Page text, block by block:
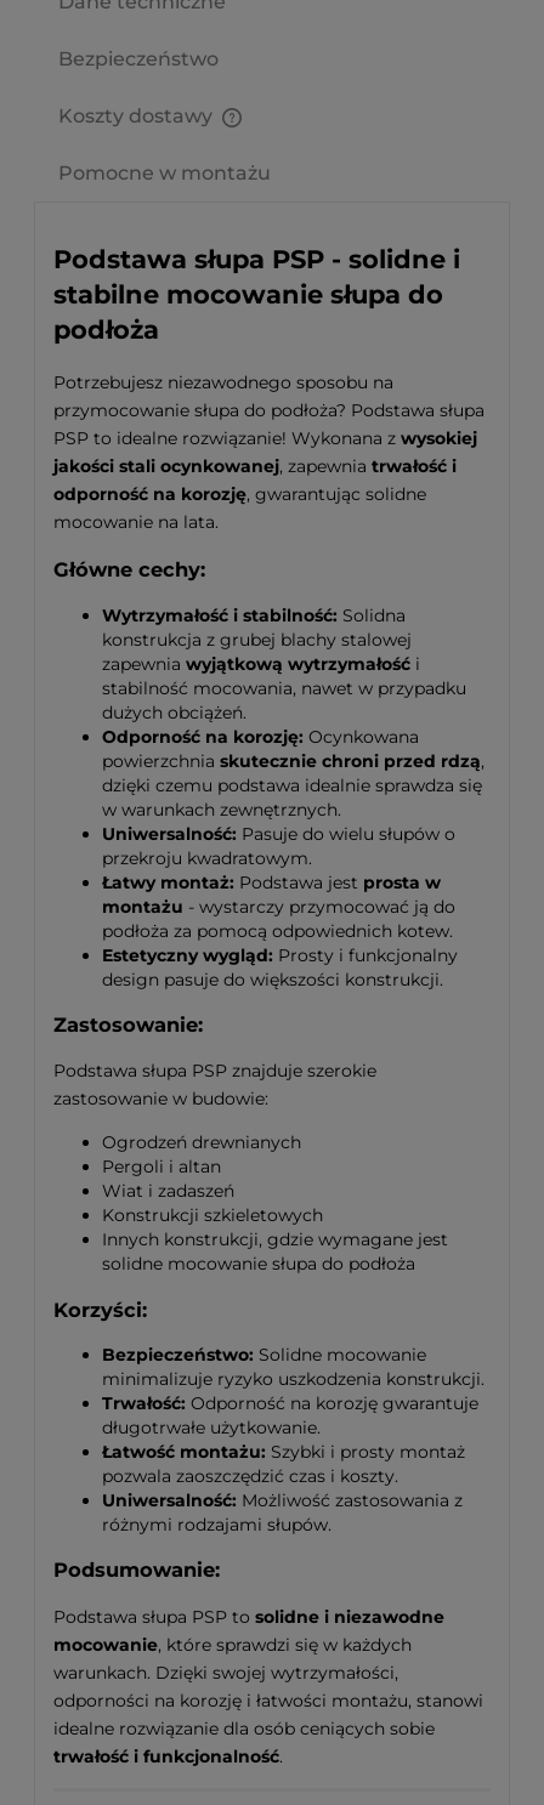
Bezpieczeństwo
Koszty dostawy
Pomocne w montażu
Podstawa słupa PSP - solidne i
stabilne mocowanie słupa do
podłoża
Potrzebujesz niezawodnego sposobu na
przymocowanie słupa do podłoża? Podstawa słupa
PSP to idealne rozwiązanie! Wykonana z wysokiej
jakości stali ocynkowanej, zapewnia trwałość i
odporność na korozję, gwarantując solidne
mocowanie na lata.
Główne cechy:
Wytrzymałość i stabilność: Solidna
konstrukcja z grubej blachy stalowej
zapewnia wyjątkową wytrzymałość i
stabilność mocowania, nawet w przypadku
dużych obciążeń.
Odporność na korozję: Ocynkowana
powierzchnia skutecznie chroni przed rdzą,
dzięki czemu podstawa idealnie sprawdza się
w warunkach zewnętrznych.
Uniwersalność: Pasuje do wielu słupów o
przekroju kwadratowym.
Łatwy montaż: Podstawa jest prosta w
montażu - wystarczy przymocować ją do
podłoża za pomocą odpowiednich kotew.
Estetyczny wygląd: Prosty i funkcjonalny
design pasuje do większości konstrukcji.
Zastosowanie:
Podstawa słupa PSP znajduje szerokie
zastosowanie w budowie:
Ogrodzeń drewnianych
Pergoli i altan
Wiat i zadaszeń
Konstrukcji szkieletowych
Innych konstrukcji, gdzie wymagane jest
solidne mocowanie słupa do podłoża
Korzyści:
Bezpieczeństwo: Solidne mocowanie
minimalizuje ryzyko uszkodzenia konstrukcji.
Trwałość: Odporność na korozję gwarantuje
długotrwałe użytkowanie.
Łatwość montażu: Szybki i prosty montaż
pozwala zaoszczędzić czas i koszty.
Uniwersalność: Możliwość zastosowania z
różnymi rodzajami słupów.
Podsumowanie:
Podstawa słupa PSP to solidne i niezawodne
mocowanie, które sprawdzi się w każdych
warunkach. Dzięki swojej wytrzymałości,
odporności na korozję i łatwości montażu, stanowi
idealne rozwiązanie dla osób ceniących sobie
trwałość i funkcjonalność.